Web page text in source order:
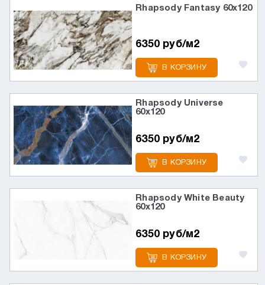
Rhapsody Fantasy 60х120
6350 руб/м2
В КОРЗИНУ
Rhapsody Universe
60х120
6350 руб/м2
В КОРЗИНУ
Rhapsody White Beauty
60х120
6350 руб/м2
В КОРЗИНУ